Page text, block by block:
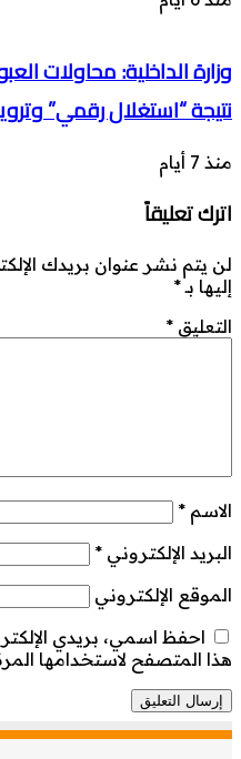
وزارة الداخلية: محاولات
نتيجة “استغلال رقمي”
منذ 7 أيام
اترك تعليقاً
لن يتم نشر عنوان بريدك
إليها بـ*
التعليق *
الاسم *
البريد الإلكتروني *
الموقع الإلكتروني
احفظ اسمي، بريدي
هذا المتصفح لاستخدامها